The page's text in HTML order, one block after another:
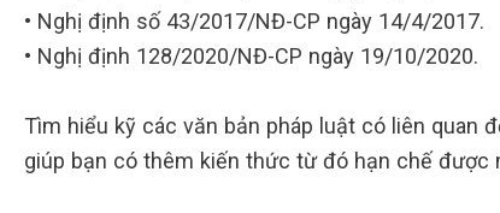
• Nghị định số 43/2017/NĐ-CP ngày 14/4/2017.
• Nghị định 128/2020/NĐ-CP ngày 19/10/2020.
Tìm hiểu kỹ các văn bản pháp luật có liên quan
giúp bạn có thêm kiến thức từ đó hạn chế được